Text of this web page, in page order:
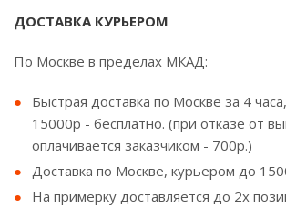
ДОСТАВКА КУРЬЕРОМ
По Москве в пределах МКАД:
Быстрая доставка по Москве за 4
15000р - бесплатно. (при отказе от
оплачивается заказчиком - 700р.)
Доставка по Москве, курьером до
На примерку доставляется до 2х